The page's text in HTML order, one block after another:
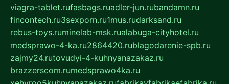
viagra-tablet.rufasbags.ruadler-jun.rubandamn.ru
fincontech.ru3sexporn.ru1mus.rudarksand.ru
rebus-toys.ruminelab-msk.rualabuga-cityhotel.ru
medsprawo-4-ka.ru2864420.rublagodarenie-spb.ru
zajmy24.rutovudyi-4-kuhnyanazakaz.ru
brazzerscom.rumedsprawo4ka.ru